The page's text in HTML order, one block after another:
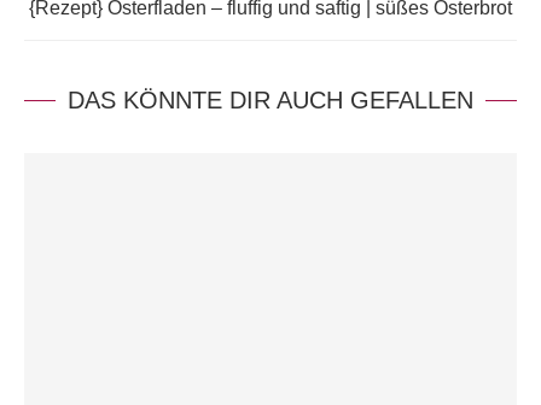
{Rezept} Osterfladen – fluffig und saftig | süßes Osterbrot
DAS KÖNNTE DIR AUCH GEFALLEN